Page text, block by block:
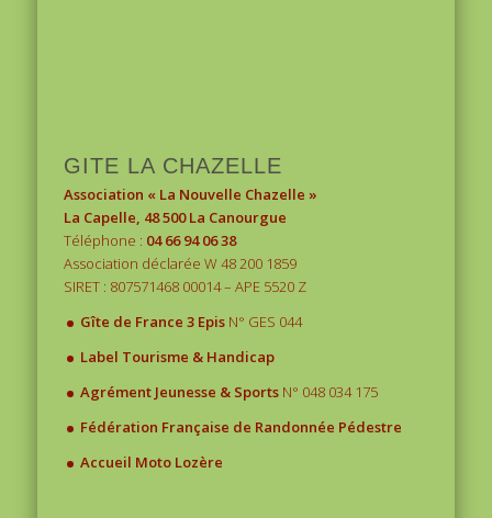
GITE LA CHAZELLE
Association « La Nouvelle Chazelle »
La Capelle, 48 500 La Canourgue
Téléphone : 04 66 94 06 38
Association déclarée W 48 200 1859
SIRET : 807571468 00014 – APE 5520 Z
. Gîte de France 3 Epis N° GES 044
. Label Tourisme & Handicap
. Agrément Jeunesse & Sports N° 048 034 175
. Fédération Française de Randonnée Pédestre
. Accueil Moto Lozère